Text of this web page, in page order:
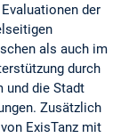
der
als auch im
durch
und die Stadt
Zusätzlich
ExisTanz mit